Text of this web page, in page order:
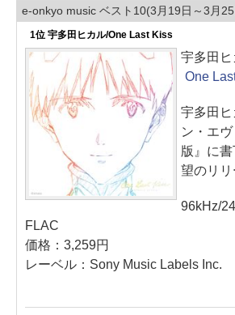
e-onkyo music ベスト10(3月19日～3月
1位 宇多田ヒカル/One Last Kiss
宇多田
One
宇多田
ン・エ
版』に
望のリリ
96kHz/
FLAC
価格：3,259円
レーベル：Sony Music Labels Inc.